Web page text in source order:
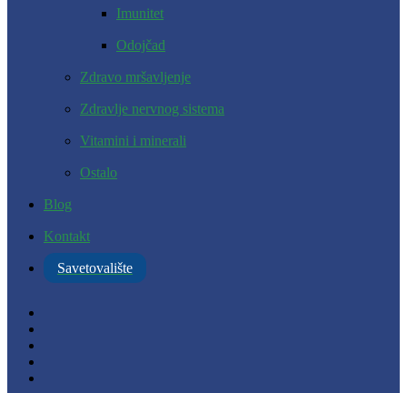
Imunitet
Odojčad
Zdravo mršavljenje
Zdravlje nervnog sistema
Vitamini i minerali
Ostalo
Blog
Kontakt
Savetovalište